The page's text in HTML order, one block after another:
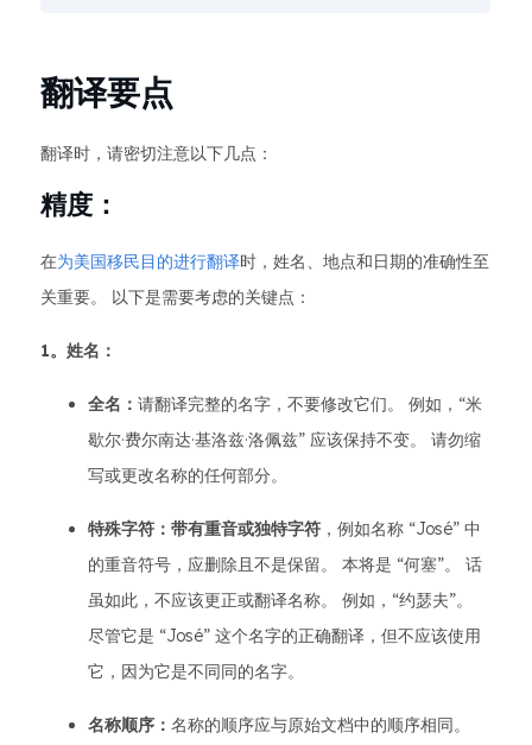
翻译要点
翻译时，请密切注意以下几点：
精度：
在为美国移民目的进行翻译时，姓名、地点和日期的准确性至
关重要。 以下是需要考虑的关键点：
1。姓名：
全名： 请翻译完整的名字，不要修改它们。 例如，“米
歇尔·费尔南达·基洛兹·洛佩兹” 应该保持不变。 请勿缩
写或更改名称的任何部分。
特殊字符：带有重音或独特字符 ，例如名称 “José” 中
的重音符号，应删除且不是保留。 本将是 “何塞”。 话
虽如此，不应该更正或翻译名称。 例如，“约瑟夫”。
尽管它是 “José” 这个名字的正确翻译，但不应该使用
它，因为它是不同同的名字。
名称顺序： 名称的顺序应与原始文档中的顺序相同。